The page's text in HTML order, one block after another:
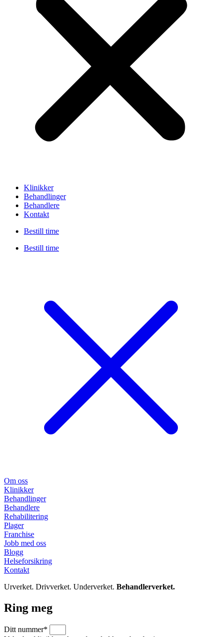
Klinikker
Behandlinger
Behandlere
Kontakt
Bestill time
Bestill time
Om oss
Klinikker
Behandlinger
Behandlere
Rehabilitering
Plager
Franchise
Jobb med oss
Blogg
Helseforsikring
Kontakt
Urverket. Drivverket. Underverket. Behandlerverket.
Ring meg
Ditt nummer*